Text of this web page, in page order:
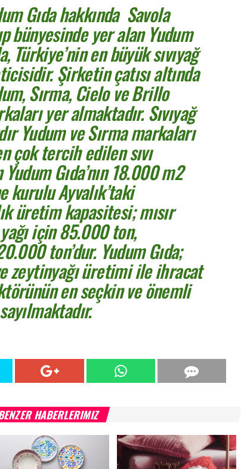
Gıda hakkında Savola
bünyesinde yer alan Yudum
Türkiye’nin en büyük sıvıyağ
Şirketin çatısı altında
Sırma, Cielo ve Brillo
yer almaktadır. Sıvıyağ
Yudum ve Sırma markaları
çok tercih edilen sıvı
Gıda’nın 18.000 m2
kurulu Ayvalık’taki
üretim kapasitesi; mısır
için 85.000 ton,
ton’dur. Yudum Gıda;
zeytinyağı üretimi ile ihracat
en seçkin ve önemli
HABERLERIMIZ